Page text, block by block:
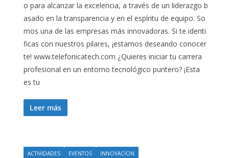
o para alcanzar la excelencia, a través de un liderazgo b
asado en la transparencia y en el espíritu de equipo. So
mos una de las empresas más innovadoras. Si te identi
ficas con nuestros pilares, ¡estamos deseando conocer
te! www.telefonicatech.com ¿Quieres iniciar tu carrera
profesional en un entorno tecnológico puntero? ¡Esta
es tu
Leer más
ACTIVIDADES EVENTOS INNOVACION